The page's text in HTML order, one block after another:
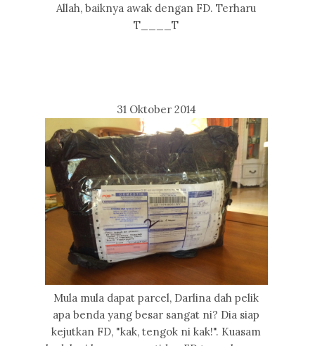
Allah, baiknya awak dengan FD. Terharu
T____T
31 Oktober 2014
Mula mula dapat parcel, Darlina dah pelik
apa benda yang besar sangat ni? Dia siap
kejutkan FD, "kak, tengok ni kak!". Kuasam